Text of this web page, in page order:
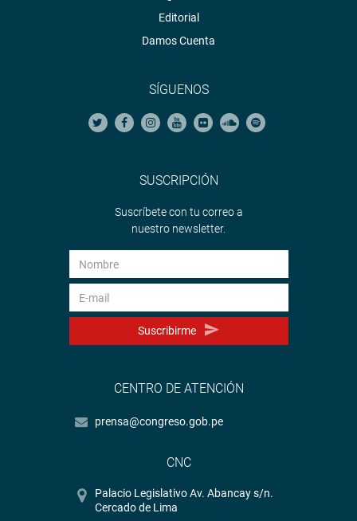
Editorial
Damos Cuenta
SÍGUENOS
SUSCRIPCIÓN
Suscríbete con tu correo a
nuestro newsletter.
Suscribirme
CENTRO DE ATENCIÓN
prensa@congreso.gob.pe
CNC
Palacio Legislativo Av. Abancay s/n.
Cercado de Lima